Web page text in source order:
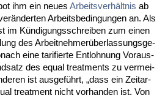
ihm ein neu­es Ar­beits­verhält­nis ab
Ar­beits­be­din­gun­gen an. Als
im Kündi­gungs­schrei­ben zum ei­nen
des Ar­beit­neh­merüber­las­sungs­ge­
ei­ne ta­ri­fier­te Ent­loh­nung Vor­aus­
des equal tre­at­ments zu ver­mei­
ist aus­geführt, „dass ein Zeit­ar­
tre­at­ment nicht vor­han­den ist. Von